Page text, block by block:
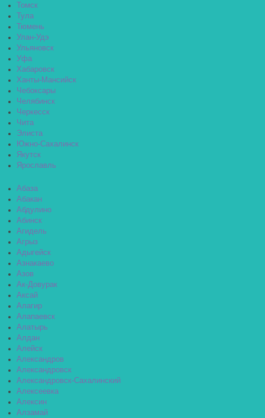
Томск
Тула
Тюмень
Улан-Удэ
Ульяновск
Уфа
Хабаровск
Ханты-Мансийск
Чебоксары
Челябинск
Черкесск
Чита
Элиста
Южно-Сахалинск
Якутск
Ярославль
Абаза
Абакан
Абдулино
Абинск
Агидель
Агрыз
Адыгейск
Азнакаево
Азов
Ак-Довурак
Аксай
Алагир
Алапаевск
Алатырь
Алдан
Алейск
Александров
Александровск
Александровск-Сахалинский
Алексеевка
Алексин
Алзамай